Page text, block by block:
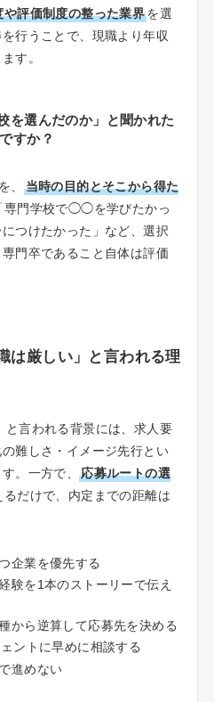
評価制度の整った業界を選
行うことで、現職より年収
す。
を選んだのか」と聞かれた
すか？
、
当時の目的とそこから得た
専門学校で◯◯を学びたかっ
つけたかった」など、選択
門卒であること自体は評価
は厳しい」と言われる理
と言われる背景には、求人要
難しさ・イメージ先行とい
。一方で、応募ルートの選
るだけで、内定までの距離は
企業を優先する
験を1本のストーリーで伝え
から逆算して応募先を決める
ントに早めに相談する
進めない